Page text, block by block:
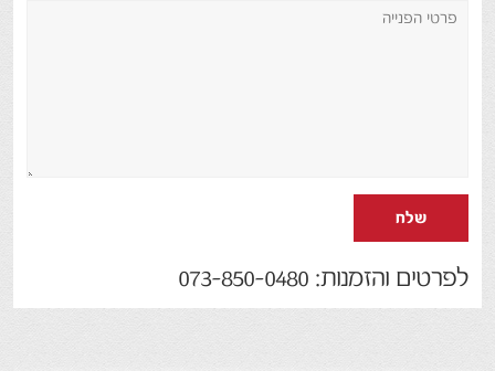
שלח
לפרטים והזמנות: 073-850-0480